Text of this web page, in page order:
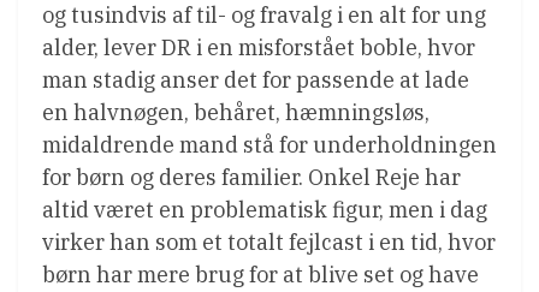
og tusindvis af til- og fravalg i en alt for ung
alder, lever DR i en misforstået boble, hvor
man stadig anser det for passende at lade
en halvnøgen, behåret, hæmningsløs,
midaldrende mand stå for underholdningen
for børn og deres familier. Onkel Reje har
altid været en problematisk figur, men i dag
virker han som et totalt fejlcast i en tid, hvor
børn har mere brug for at blive set og have